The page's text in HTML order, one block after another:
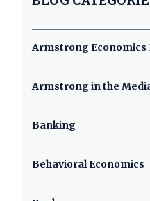
Armstrong Economics
Armstrong in the
Banking
Behavioral Economics